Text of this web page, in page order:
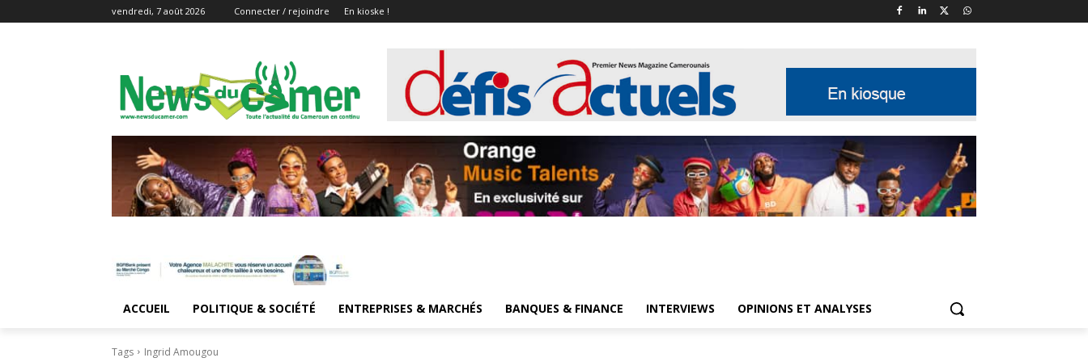
vendredi, 7 août 2026 Connecter / rejoindre En kioske !
ACCUEIL POLITIQUE & SOCIÉTÉ ENTREPRISES & MARCHÉS BANQUES & FINANCE INTERVIEWS OPINIONS ET ANALYSES
Tags Ingrid Amougou